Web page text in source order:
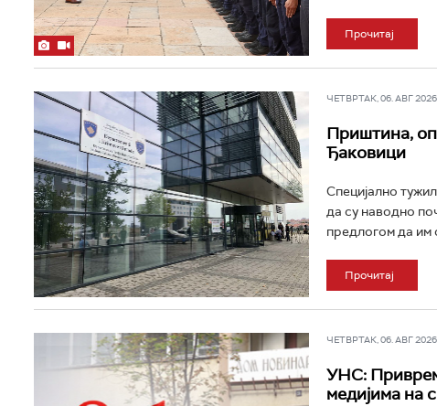
Прочитај
ЧЕТВРТАК, 06. АВГ
Приштина,
Ђаковици
Специјално
да су наводно
предлогом да им
Прочитај
ЧЕТВРТАК, 06. АВГ
УНС:
медијима на